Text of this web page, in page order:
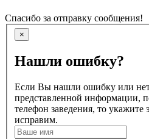
Спасибо за отправку сообщения!
×
Нашли ошибку?
Если Вы нашли ошибку или
представленной информации,
телефон заведения, то
исправим.